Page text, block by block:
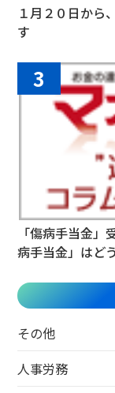
１月２０日から
す
3
「傷病手当金
病手当金」はど
その他
人事労務